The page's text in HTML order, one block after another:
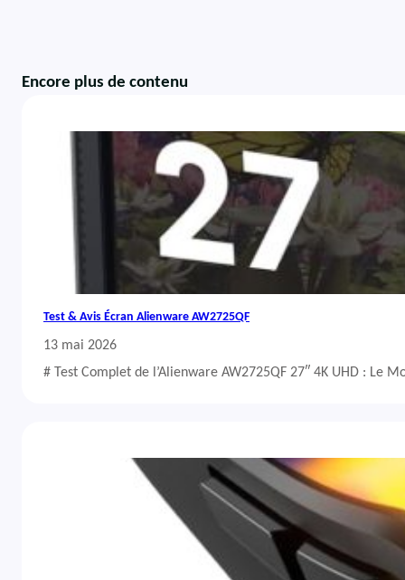
Encore plus de contenu
Test & Avis Écran Alienware AW2725QF
13 mai 2026
# Test Complet de l’Alienware AW2725QF 27″ 4K UHD : Le